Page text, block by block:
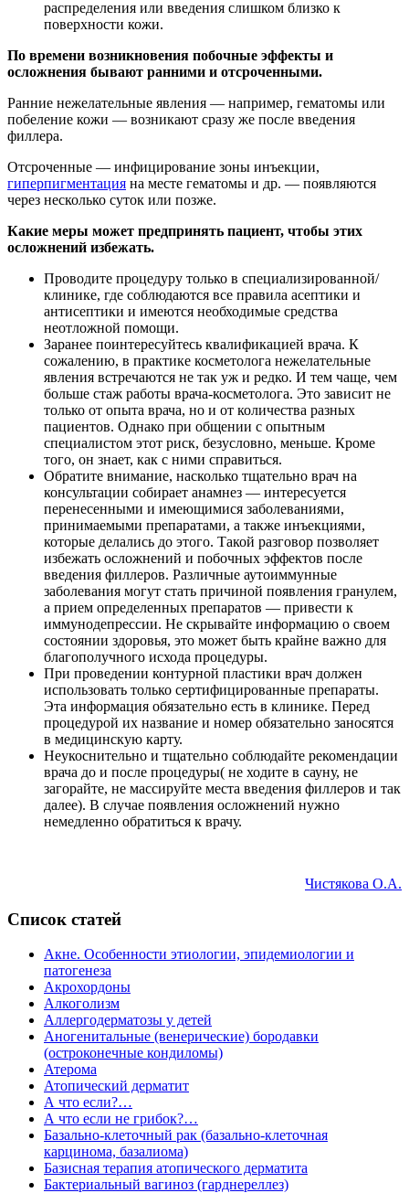
распределения или введения слишком близко к
поверхности кожи.
По времени возникновения побочные эффекты и
осложнения бывают ранними и отсроченными.
Ранние нежелательные явления — например, гематомы или
побеление кожи — возникают сразу же после введения
филлера.
Отсроченные — инфицирование зоны инъекции,
гиперпигментация на месте гематомы и др. — появляются
через несколько суток или позже.
Какие меры может предпринять пациент, чтобы этих
осложнений избежать.
Проводите процедуру только в специализированной/
клинике, где соблюдаются все правила асептики и
антисептики и имеются необходимые средства
неотложной помощи.
Заранее поинтересуйтесь квалификацией врача. К
сожалению, в практике косметолога нежелательные
явления встречаются не так уж и редко. И тем чаще, чем
больше стаж работы врача-косметолога. Это зависит не
только от опыта врача, но и от количества разных
пациентов. Однако при общении с опытным
специалистом этот риск, безусловно, меньше. Кроме
того, он знает, как с ними справиться.
Обратите внимание, насколько тщательно врач на
консультации собирает анамнез — интересуется
перенесенными и имеющимися заболеваниями,
принимаемыми препаратами, а также инъекциями,
которые делались до этого. Такой разговор позволяет
избежать осложнений и побочных эффектов после
введения филлеров. Различные аутоиммунные
заболевания могут стать причиной появления гранулем,
а прием определенных препаратов — привести к
иммунодепрессии. Не скрывайте информацию о своем
состоянии здоровья, это может быть крайне важно для
благополучного исхода процедуры.
При проведении контурной пластики врач должен
использовать только сертифицированные препараты.
Эта информация обязательно есть в клинике. Перед
процедурой их название и номер обязательно заносятся
в медицинскую карту.
Неукоснительно и тщательно соблюдайте рекомендации
врача до и после процедуры( не ходите в сауну, не
загорайте, не массируйте места введения филлеров и так
далее). В случае появления осложнений нужно
немедленно обратиться к врачу.
Чистякова О.А.
Список статей
Акне. Особенности этиологии, эпидемиологии и
патогенеза
Акрохордоны
Алкоголизм
Аллергодерматозы у детей
Аногенитальные (венерические) бородавки
(остроконечные кондиломы)
Атерома
Атопический дерматит
А что если?…
А что если не грибок?…
Базально-клеточный рак (базально-клеточная
карцинома, базалиома)
Базисная терапия атопического дерматита
Бактериальный вагиноз (гарднереллез)